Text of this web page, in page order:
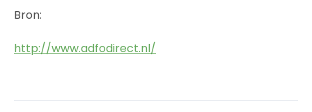
Bron:
http://www.adfodirect.nl/